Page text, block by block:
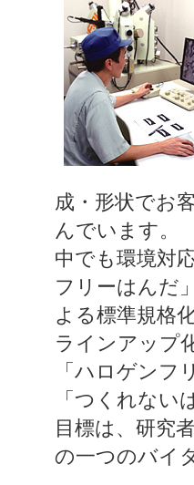
成・形状でお
んでいます。
中でも環境対
フリーはんだ
よる標準規格
ラインアップ
「ハロゲンフ
「つくれな
目標は、研究
の一つのバイ